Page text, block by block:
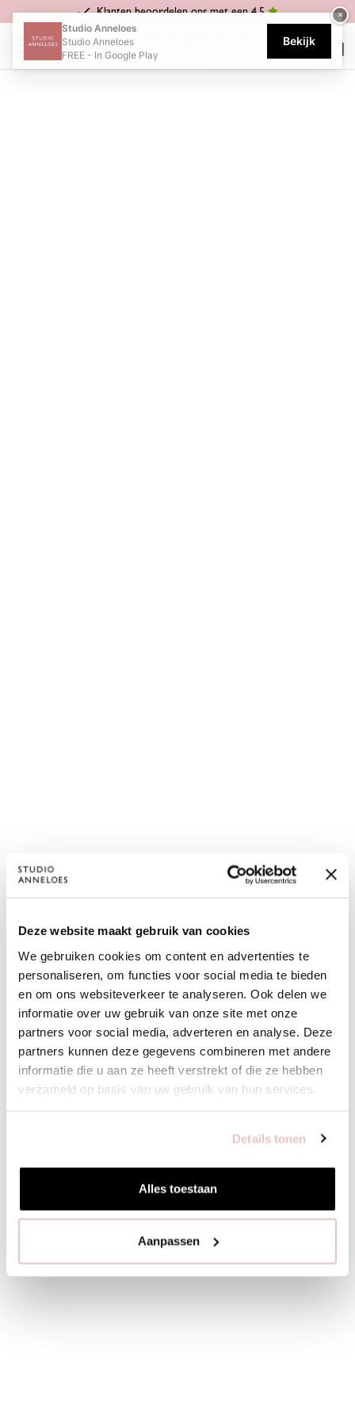
Deze website maakt gebruik van cookies
We gebruiken cookies om content en advertenties te
personaliseren, om functies voor social media te bieden
en om ons websiteverkeer te analyseren. Ook delen we
informatie over uw gebruik van onze site met onze
partners voor social media, adverteren en analyse. Deze
partners kunnen deze gegevens combineren met andere
informatie die u aan ze heeft verstrekt of die ze hebben
verzameld op basis van uw gebruik van hun services.
Details tonen
Alles toestaan
Aanpassen
Klanten beoordelen ons met een 4.5
Home Moya
MOYA
×
Studio Anneloes
Studio Anneloes
FREE - In Google Play
Bekijk